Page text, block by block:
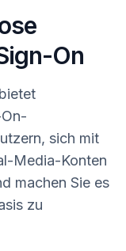
On
sich mit
Media-Konten
machen Sie es
zu